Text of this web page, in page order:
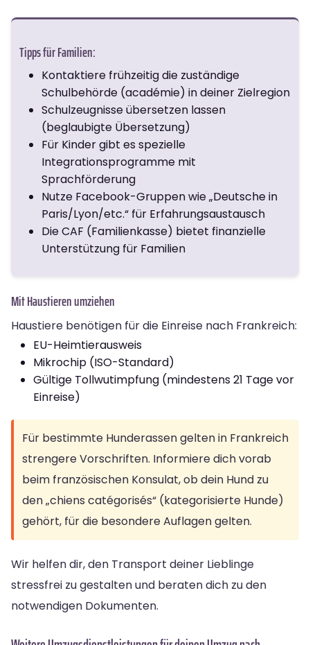
Tipps für Familien:
Kontaktiere frühzeitig die zuständige
Schulbehörde (académie) in deiner Zielregion
Schulzeugnisse übersetzen lassen
(beglaubigte Übersetzung)
Für Kinder gibt es spezielle
Integrationsprogramme mit
Sprachförderung
Nutze Facebook-Gruppen wie „Deutsche in
Paris/Lyon/etc.“ für Erfahrungsaustausch
Die CAF (Familienkasse) bietet finanzielle
Unterstützung für Familien
Mit Haustieren umziehen
Haustiere benötigen für die Einreise nach Frankreich:
EU-Heimtierausweis
Mikrochip (ISO-Standard)
Gültige Tollwutimpfung (mindestens 21 Tage vor
Einreise)
Für bestimmte Hunderassen gelten in Frankreich
strengere Vorschriften. Informiere dich vorab
beim französischen Konsulat, ob dein Hund zu
den „chiens catégorisés“ (kategorisierte Hunde)
gehört, für die besondere Auflagen gelten.
Wir helfen dir, den Transport deiner Lieblinge
stressfrei zu gestalten und beraten dich zu den
notwendigen Dokumenten.